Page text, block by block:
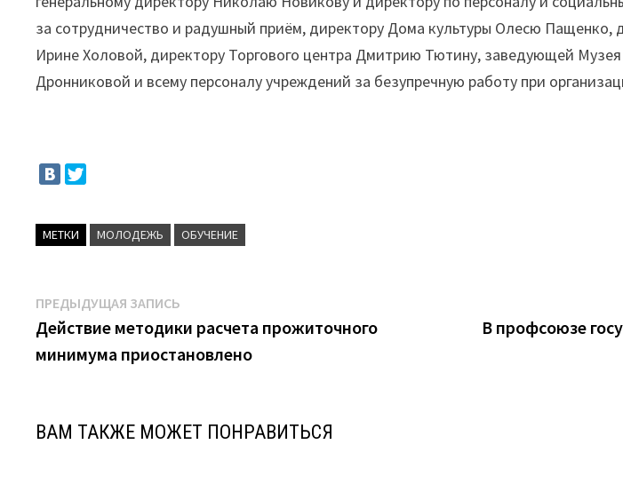
за сотрудничество и радушный приём, директору Дома культуры Олесю
Ирине Холовой, директору Торгового центра Дмитрию Тютину, заведующей
Дронниковой и всему персоналу учреждений за безупречную работу при
МЕТКИ МОЛОДЕЖЬ ОБУЧЕНИЕ
Навигация
по
записям
ПРЕДЫДУЩАЯ ЗАПИСЬ
запись:
Действие методики расчета прожиточного
минимума приостановлено
В профсоюзе
ВАМ ТАКЖЕ МОЖЕТ ПОНРАВИТЬСЯ